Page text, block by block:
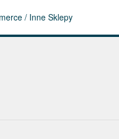
/ Inne Sklepy